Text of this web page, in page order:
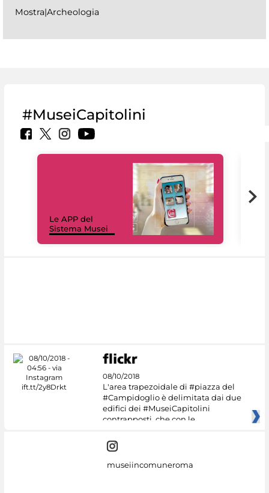
Mostra|Archeologia
#MuseiCapitolini
Le APP del
Sistema Musei
08/10/2018
L'area trapezoidale di #piazza del
#Campidoglio è delimitata dai due
edifici dei #MuseiCapitolini
contrapposti, che con le
museiincomuneroma